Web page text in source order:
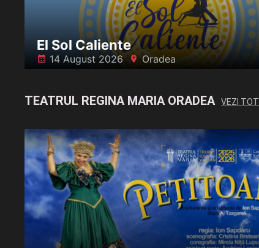
El Sol Caliente
󰸗 14 August 2026 󰍎 Oradea
TEATRUL REGINA MARIA ORADEA VEZI TOT